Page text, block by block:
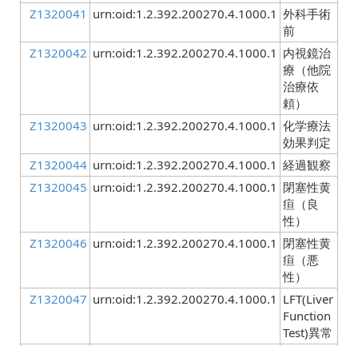
Z1320041 urn:oid:1.2.392.200270.4.1000.1 外科手術
前
Z1320042 urn:oid:1.2.392.200270.4.1000.1 内視鏡治
療（他院
治療依
頼）
Z1320043 urn:oid:1.2.392.200270.4.1000.1 化学療法
効果判定
Z1320044 urn:oid:1.2.392.200270.4.1000.1 経過観察
Z1320045 urn:oid:1.2.392.200270.4.1000.1 閉塞性黄
疸（良
性）
Z1320046 urn:oid:1.2.392.200270.4.1000.1 閉塞性黄
疸（悪
性）
Z1320047 urn:oid:1.2.392.200270.4.1000.1 LFT(Liver
Function
Test)異常